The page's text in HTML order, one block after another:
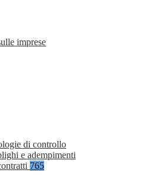
imprese
di controllo
e adempimenti
765